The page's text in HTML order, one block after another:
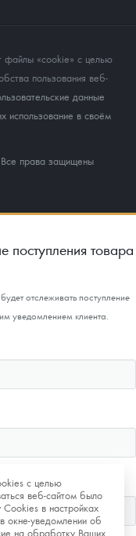
«cookie» с целью
пользования веб-
данные
использование в своём
права защищены
с целью
веб-сайтом было
в настройках
окне-уведомлении об
на обработку Ваших
поступления товара
отслеживать поступление
уведомлением клиента.